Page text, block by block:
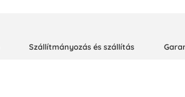
Szállítmányozás és szállítás